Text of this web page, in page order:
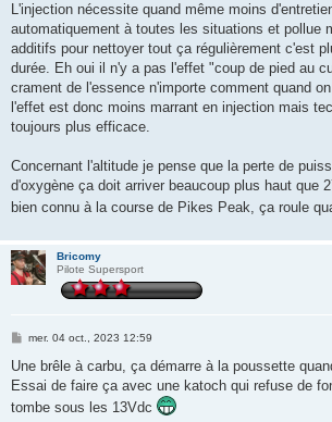
a
g
L'injection nécessite quand même moins
automatiquement à toutes les situations et pollue
additifs pour nettoyer tout ça régulièrement c'est
durée. Eh oui il n'y a pas l'effet "coup de pied au
crament de l'essence n'importe comment quand
l'effet est donc moins marrant en injection mais
toujours plus efficace.
Concernant l'altitude je pense que la perte de
d'oxygène ça doit arriver beaucoup plus haut que
bien connu à la course de Pikes Peak, ça roule
Bricomy
Pilote Supersport
M
s
a
g
e
mer. 04 oct., 2023 12:59
Une brêle à carbu, ça démarre à la poussette
Essai de faire ça avec une katoch qui refuse de
tombe sous les 13Vdc